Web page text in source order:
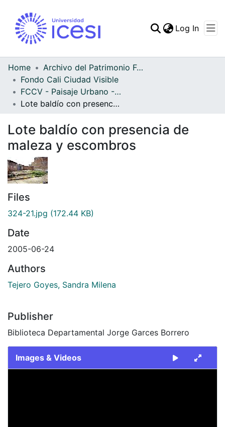
Log In
Home
Archivo del Patrimonio Fotográfico y Fílmico del Valle del Cauca
Fondo Cali Ciudad Visible
FCCV - Paisaje Urbano - Patrimonial
Lote baldío con presencia de maleza y escombros
Lote baldío con presencia de
maleza y escombros
Files
324-21.jpg (172.44 KB)
Date
2005-06-24
Authors
Tejero Goyes, Sandra Milena
Publisher
Biblioteca Departamental Jorge Garces Borrero
Images & Videos